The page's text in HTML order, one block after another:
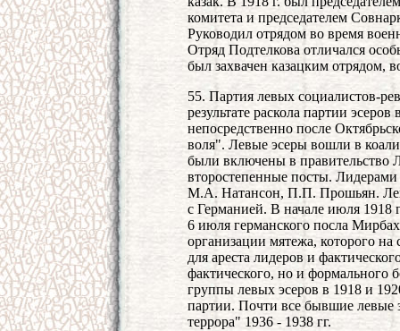
комитета и председателем
Руководил отрядом во время
Отряд Подтелкова отличался
был захвачен казацким отрядом,
55. Партия левых социалистов-
результате раскола партии
непосредственно после
воля". Левые эсеры вошли в
были включены в правительство
второстепенные посты.
М.А. Натансон, П.П. Прошьян.
с Германией. В начале июля 1918
6 июля германского посла
организации мятежа, которого
для ареста лидеров и
фактического, но и формального
группы левых эсеров в 1918 и
партии. Почти все бывшие левые
террора" 1936 - 1938 гг.